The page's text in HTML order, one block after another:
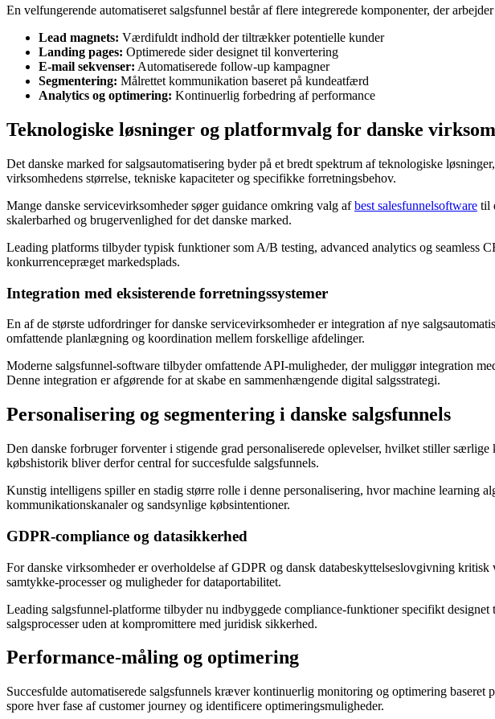
En velfungerende automatiseret salgsfunnel består af flere integrerede komponenter, der
Lead magnets: Værdifuldt indhold der tiltrækker potentielle kunder
Landing pages: Optimerede sider designet til konvertering
E-mail sekvenser: Automatiserede follow-up kampagner
Segmentering: Målrettet kommunikation baseret på kundeatfærd
Analytics og optimering: Kontinuerlig forbedring af performance
Teknologiske løsninger og platformvalg for danske
Det danske marked for salgsautomatisering byder på et bredt spektrum af teknologiske
virksomhedens størrelse, tekniske kapaciteter og specifikke forretningsbehov.
Mange danske servicevirksomheder søger guidance omkring valg afbest salesfunnelsoftware til
skalerbarhed og brugervenlighed for det danske marked.
Leading platforms tilbyder typisk funktioner som A/B testing, advanced analytics og seamless
konkurrencepræget markedsplads.
Integration med eksisterende forretningssystemer
En af de største udfordringer for danske servicevirksomheder er integration af nye
omfattende planlægning og koordination mellem forskellige afdelinger.
Moderne salgsfunnel-software tilbyder omfattende API-muligheder, der muliggør integration
Denne integration er afgørende for at skabe en sammenhængende digital salgsstrategi.
Personalisering og segmentering i danske salgsfunnels
Den danske forbruger forventer i stigende grad personaliserede oplevelser, hvilket stiller
købshistorik bliver derfor central for succesfulde salgsfunnels.
Kunstig intelligens spiller en stadig større rolle i denne personalisering, hvor machine learning
kommunikationskanaler og sandsynlige købsintentioner.
GDPR-compliance og datasikkerhed
For danske virksomheder er overholdelse af GDPR og dansk databeskyttelseslovgivning
samtykke-processer og muligheder for dataportabilitet.
Leading salgsfunnel-platforme tilbyder nu indbyggede compliance-funktioner specifikt
salgsprocesser uden at kompromittere med juridisk sikkerhed.
Performance-måling og optimering
Succesfulde automatiserede salgsfunnels kræver kontinuerlig monitoring og optimering
spore hver fase af customer journey og identificere optimeringsmuligheder.